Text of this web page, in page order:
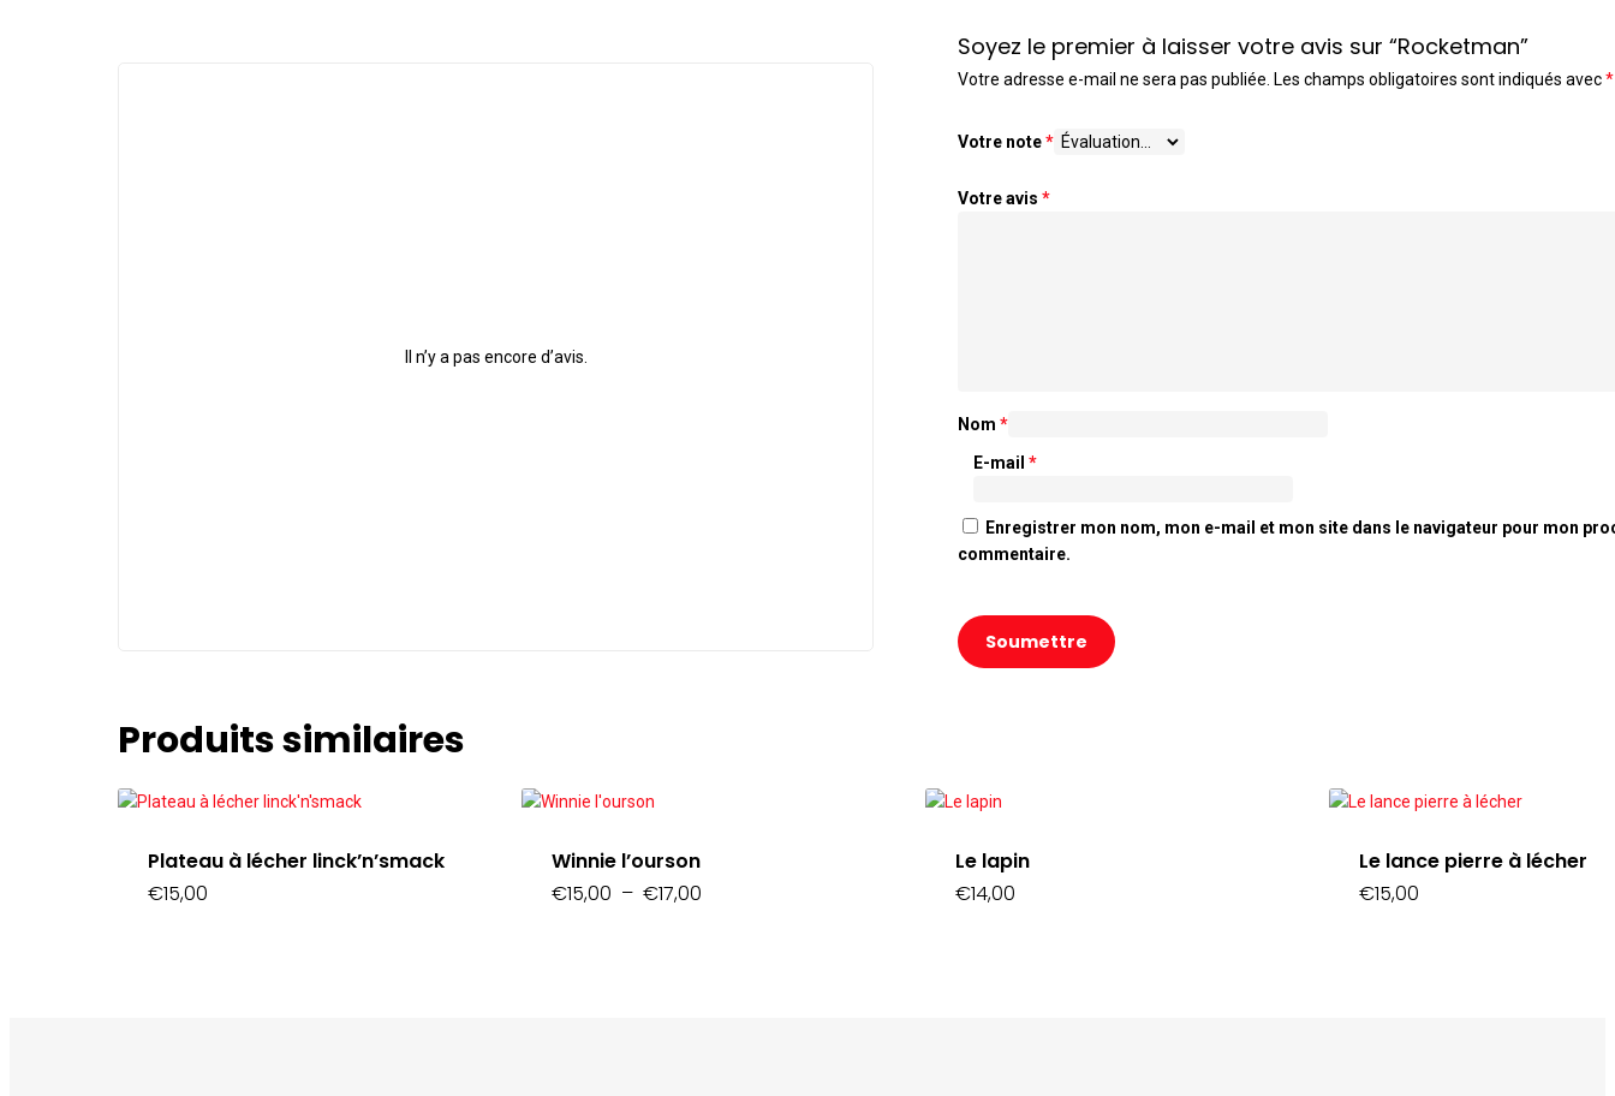
Il n’y a pas encore d’avis.
Soyez le premier à laisser votre avis sur “Rocketman”
Votre adresse e-mail ne sera pas publiée. Les champs obligatoires sont indiqués avec*
Votre note*
Votre avis *
Nom *
E-mail *
Enregistrer mon nom, mon e-mail et mon site dans le navigateur pour mon
commentaire.
Produits similaires
Plateau à lécher linck’n’smack
€15,00
Winnie l’ourson
€15,00 – €17,00Plage
Le lapin
€14,00
Le lance pierre à lécher
€15,00